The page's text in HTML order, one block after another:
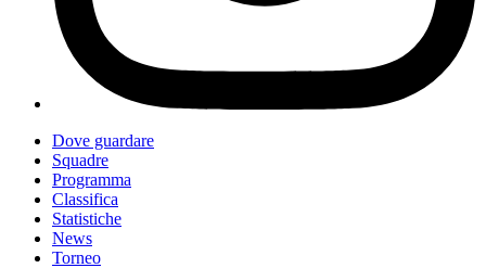
Dove guardare
Squadre
Programma
Classifica
Statistiche
News
Torneo